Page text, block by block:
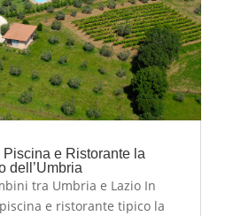
e Ristorante la
dell’Umbria
tra Umbria e Lazio In
e ristorante tipico la